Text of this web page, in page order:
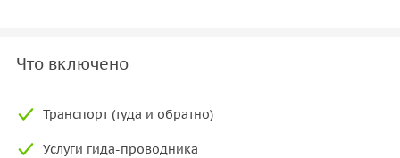
Что включено
Транспорт (туда и обратно)
Услуги гида-проводника